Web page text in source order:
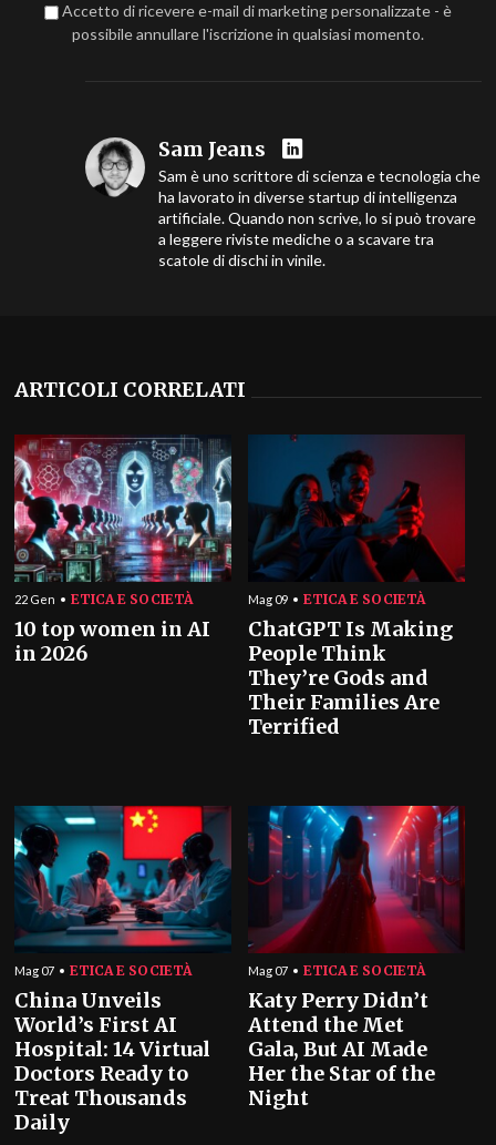
Accetto di ricevere e-mail di marketing personalizzate - è
possibile annullare l'iscrizione in qualsiasi momento.
Sam Jeans
Sam è uno scrittore di scienza e tecnologia che
ha lavorato in diverse startup di intelligenza
artificiale. Quando non scrive, lo si può trovare
a leggere riviste mediche o a scavare tra
scatole di dischi in vinile.
ARTICOLI CORRELATI
22 Gen ETICA E SOCIETÀ
10 top women in AI
in 2026
Mag 09 ETICA E SOCIETÀ
ChatGPT Is Making
People Think
They’re Gods and
Their Families Are
Terrified
Mag 07 ETICA E SOCIETÀ
China Unveils
World’s First AI
Hospital: 14 Virtual
Doctors Ready to
Treat Thousands
Daily
Mag 07 ETICA E SOCIETÀ
Katy Perry Didn’t
Attend the Met
Gala, But AI Made
Her the Star of the
Night